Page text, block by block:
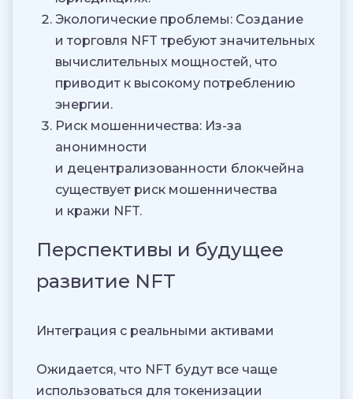
Экологические проблемы: Создание
и торговля NFT требуют значительных
вычислительных мощностей, что
приводит к высокому потреблению
энергии.
Риск мошенничества: Из-за
анонимности
и децентрализованности блокчейна
существует риск мошенничества
и кражи NFT.
Перспективы и будущее
развитие NFT
Интеграция с реальными активами
Ожидается, что NFT будут все чаще
использоваться для токенизации